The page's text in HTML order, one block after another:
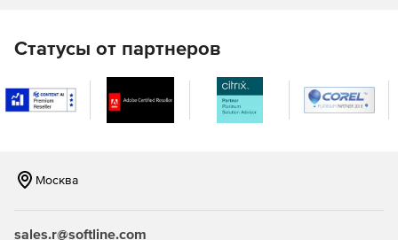
Простые в использовании, но
мощные интеллектуальные
инструменты
рабочего процесса. Диспетчер марок позволяет
необходимые спецификации в соответствии с заданными
Статусы от партнеров
Москва
sales.r@softline.com